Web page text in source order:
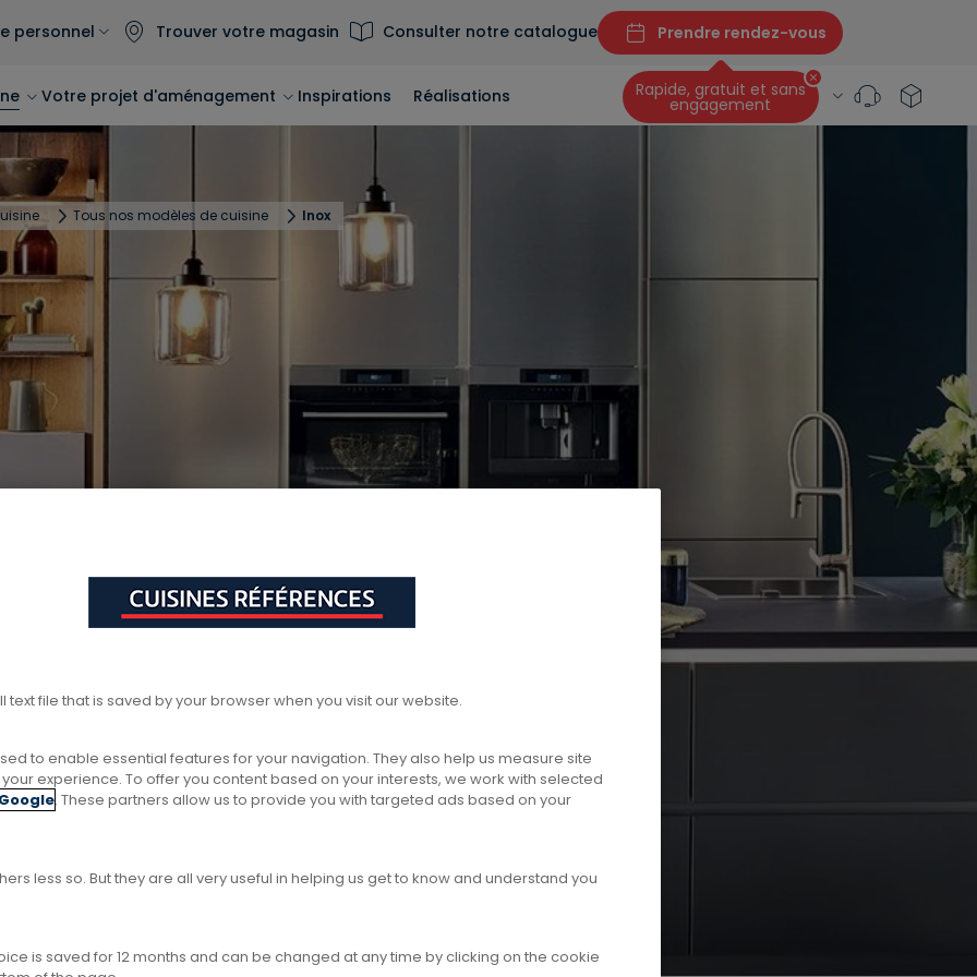
personnel Trouver votre magasin Consulter notre catalogue Prendre rendez-vous
Rapide, gratuit et sans
engagement
Votre projet d'aménagement Inspirations Réalisations
Tous nos modèles de cuisine Inox
text file that is saved by your browser when you visit our website.
to enable essential features for your navigation. They also help us measure site
experience. To offer you content based on your interests, we work with selected
Google. These partners allow us to provide you with targeted ads based on your
less so. But they are all very useful in helping us get to know and understand you
is saved for 12 months and can be changed at any time by clicking on the cookie